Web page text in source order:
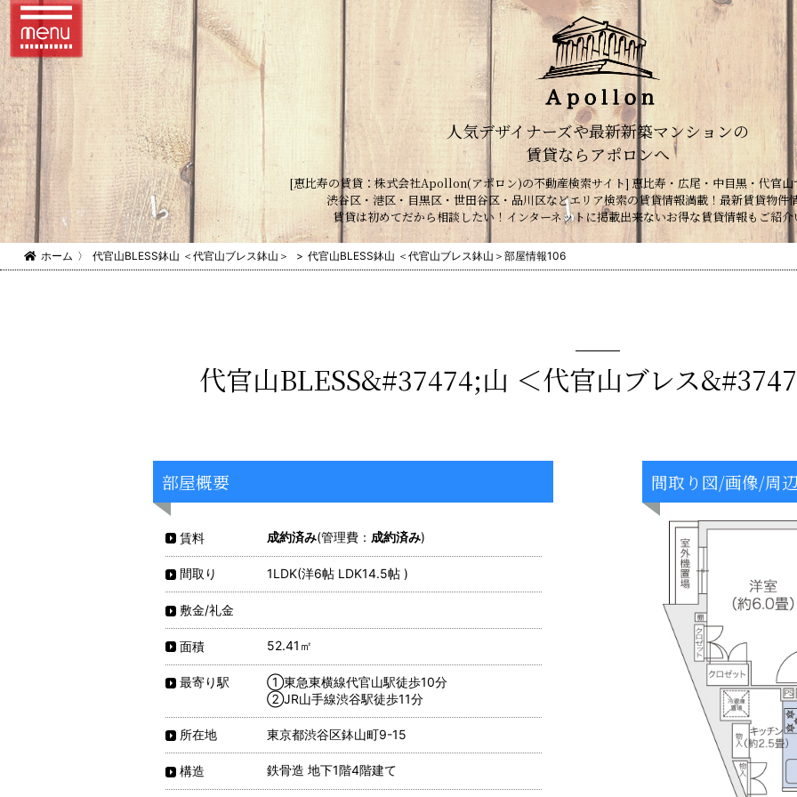
人気デザイナーズや最新新築マンションの
賃貸ならアポロンへ
[恵比寿の賃貸：株式会社Apollon(アポロン)の不動産検索サイト] 恵比寿・広尾・中目黒・代官
渋谷区・港区・目黒区・世田谷区・品川区などエリア検索の賃貸情報満載！最新賃貸物件
賃貸は初めてだから相談したい！インターネットに掲載出来ないお得な賃貸情報もご紹
ホーム 〉 代官山BLESS鉢山 ＜代官山ブレス鉢山＞ > 代官山BLESS鉢山 ＜代官山ブレス鉢山＞部屋情報106
代官山BLESS&#37474;山 ＜代官山ブレス
部屋概要
賃料 成約済み(管理費： 成約済み)
間取り 1LDK(洋6帖 LDK14.5帖 )
敷金/礼金
面積 52.41㎡
最寄り駅
①東急東横線代官山駅徒歩10分
②JR山手線渋谷駅徒歩11分
所在地 東京都渋谷区鉢山町9-15
構造 鉄骨造 地下1階4階建て
間取り図/画像/周